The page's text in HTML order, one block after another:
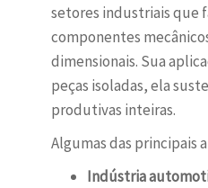
setores industriais que
componentes
dimensionais. Sua
peças isoladas, ela
produtivas inteiras.
Algumas das principais
Indústria